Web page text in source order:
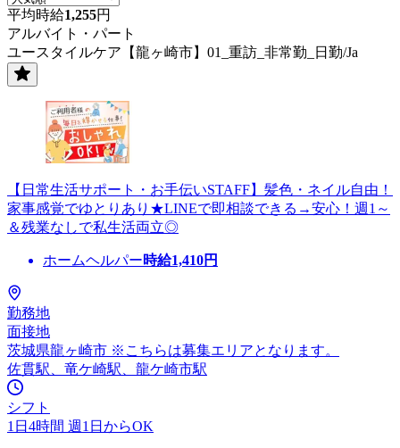
平均時給1,255円
アルバイト・パート
ユースタイルケア【龍ヶ崎市】01_重訪_非常勤_日勤/Ja
【日常生活サポート・お手伝いSTAFF】髪色・ネイル自由！
家事感覚でゆとりあり★LINEで即相談できる→安心！週1～
＆残業なしで私生活両立◎
ホームヘルパー時給1,410円
勤務地
面接地
茨城県龍ヶ崎市 ※こちらは募集エリアとなります。
佐貫駅、竜ケ崎駅、龍ケ崎市駅
シフト
1日4時間 週1日からOK